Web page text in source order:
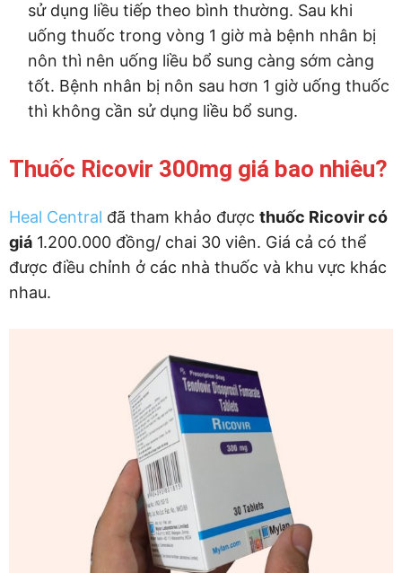
sử dụng liều tiếp theo bình thường. Sau khi
uống thuốc trong vòng 1 giờ mà bệnh nhân bị
nôn thì nên uống liều bổ sung càng sớm càng
tốt. Bệnh nhân bị nôn sau hơn 1 giờ uống thuốc
thì không cần sử dụng liều bổ sung.
Thuốc Ricovir 300mg giá bao nhiêu?
Heal Central đã tham khảo được thuốc Ricovir có
giá 1.200.000 đồng/ chai 30 viên. Giá cả có thể
được điều chỉnh ở các nhà thuốc và khu vực khác
nhau.